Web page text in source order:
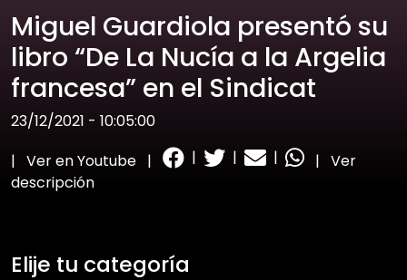
Miguel Guardiola presentó su
libro “De La Nucía a la Argelia
francesa” en el Sindicat
23/12/2021 - 10:05:00
| Ver en Youtube | | | | | Ver
descripción
Elije tu categoría